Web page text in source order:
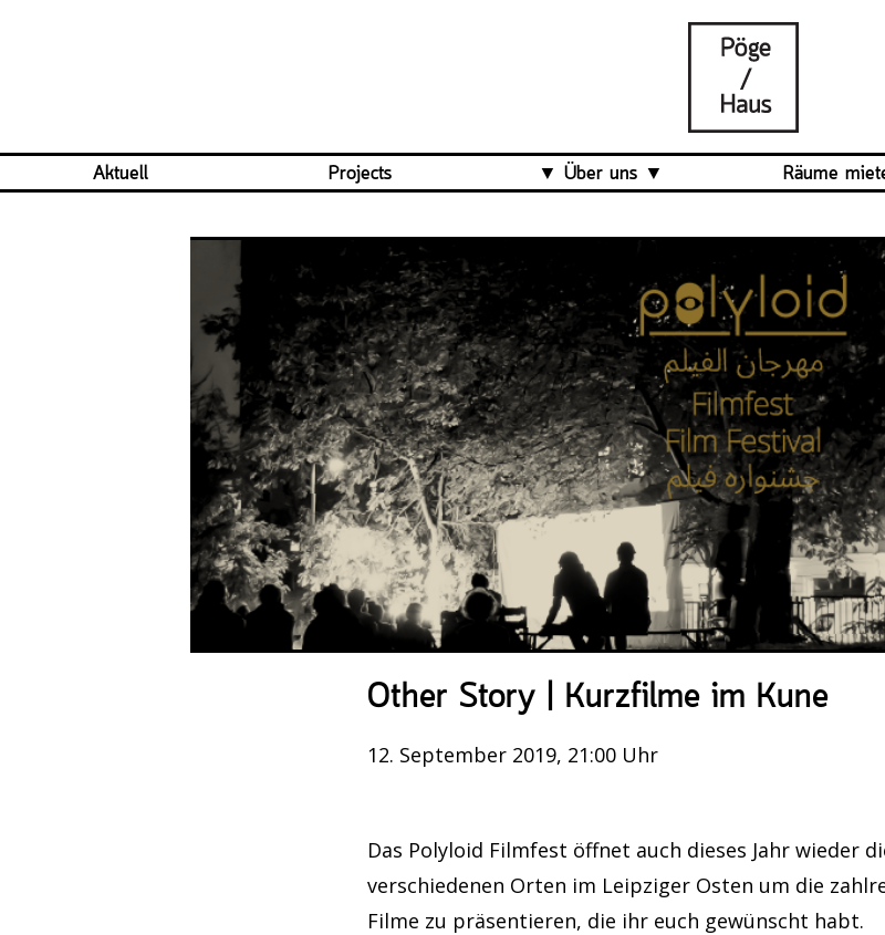
Aktuell Projects
Über uns
Organisation
Mitarbeit
Veranstaltungsrückblick
Kontakt und Anfahrt
Datenschutz
Räume
Other Story | Kurzfilme im Kune
12. September 2019, 21:00 Uhr
Das Polyloid Filmfest öffnet auch dieses Jahr wieder
verschiedenen Orten im Leipziger Osten um die
Filme zu präsentieren, die ihr euch gewünscht habt.